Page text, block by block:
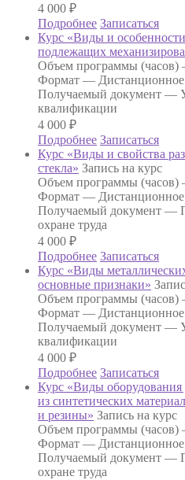
4 000 ₽
Подробнее Записаться
Курс «Виды и
подлежащих
Объем программы
Формат — Дистанционное
Получаемый документ —
квалификации
4 000 ₽
Подробнее Записаться
Курс «Виды и свойства
стекла» Запись на курс
Объем программы
Формат — Дистанционное
Получаемый документ —
охране труда
4 000 ₽
Подробнее Записаться
Курс «Виды
основные признаки»
Объем программы
Формат — Дистанционное
Получаемый документ —
квалификации
4 000 ₽
Подробнее Записаться
Курс «Виды оборудования
из синтетических
и резины» Запись на курс
Объем программы
Формат — Дистанционное
Получаемый документ —
охране труда